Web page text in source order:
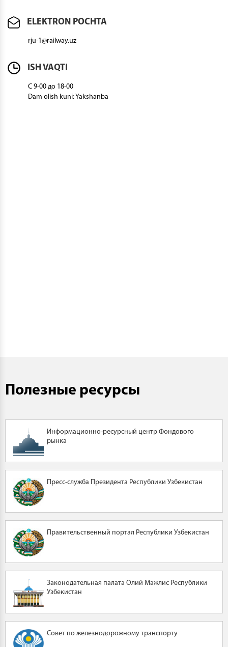
ELEKTRON POCHTA
rju-1@railway.uz
ISH VAQTI
C 9-00 до 18-00
Dam olish kuni: Yakshanba
Полезные ресурсы
Информационно-ресурсный центр Фондового
рынка
Пресс-служба Президента Республики Узбекистан
Правительственный портал Республики Узбекистан
Законодательная палата Олий Мажлис Республики
Узбекистан
Совет по железнодорожному транспорту